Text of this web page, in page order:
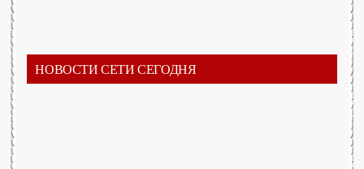
НОВОСТИ СЕТИ СЕГОДНЯ